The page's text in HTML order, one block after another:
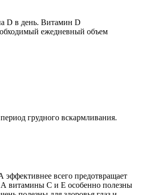
D в день. Витамин D
ежедневный объем
грудного вскармливания.
всего предотвращает
А витамины С и Е особенно полезны